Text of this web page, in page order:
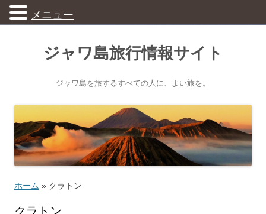
ジャワ島旅行情報サイト
ジャワ島を旅するすべての人に、よい旅を。
ホーム » クラトン
クラトン
メニュー